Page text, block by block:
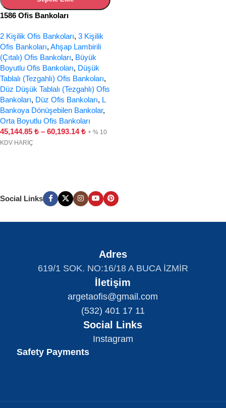
1586 Ofis Bankoları
2 Kişilik Ofis Bankoları, 3 Kişilik
Ofis Bankoları, Ahşap Lambirili
(Çıtalı) Ofis Bankoları, Büyük
Boyutlu Ofis Bankoları, Düşük
Tablalı (Tezgahlı) Ofis Bankoları,
Düz Düşük Tablalı (Tezgahlı) Ofis
Bankoları, Düz Ofis Bankoları, L
Bankoya Dönüşebilen Bankolar,
Orta Boyutlu Ofis Bankoları
45,144.85 ₺ – 60,193.14₺ + % 10
KDV HARİÇ
Social Links
Adres
619/1 SOK. NO:16/18 A BUCA İZMİR
İletişim
argetaofis@gmail.com
(532) 401 17 11
Social Links
Instagram
Safety Payments